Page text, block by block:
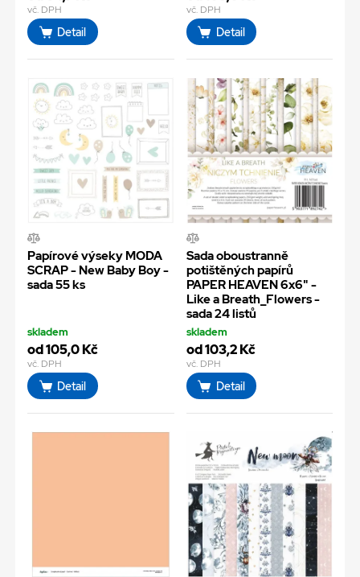
vč. DPH
Detail
vč. DPH
Detail
Papírové výseky MODA
SCRAP - New Baby Boy -
sada 55 ks
skladem
od 105,0 Kč
vč. DPH
Detail
Sada oboustranně
potištěných papírů
PAPER HEAVEN 6x6" -
Like a Breath_Flowers -
sada 24 listů
skladem
od 103,2 Kč
vč. DPH
Detail